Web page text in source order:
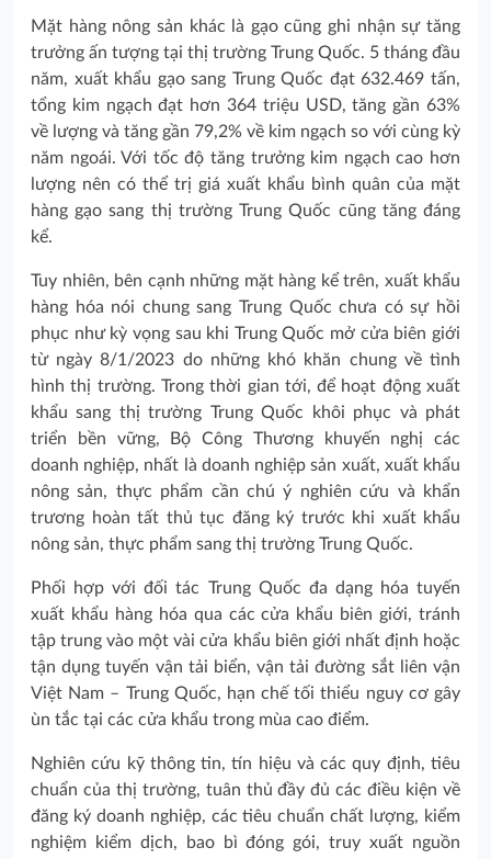
Mặt hàng nông sản khác là gạo cũng ghi nhận sự tăng
trưởng ấn tượng tại thị trường Trung Quốc. 5 tháng đầu
năm, xuất khẩu gạo sang Trung Quốc đạt 632.469 tấn,
tổng kim ngạch đạt hơn 364 triệu USD, tăng gần 63%
về lượng và tăng gần 79,2% về kim ngạch so với cùng kỳ
năm ngoái. Với tốc độ tăng trưởng kim ngạch cao hơn
lượng nên có thể trị giá xuất khẩu bình quân của mặt
hàng gạo sang thị trường Trung Quốc cũng tăng đáng
kể.
Tuy nhiên, bên cạnh những mặt hàng kể trên, xuất khẩu
hàng hóa nói chung sang Trung Quốc chưa có sự hồi
phục như kỳ vọng sau khi Trung Quốc mở cửa biên giới
từ ngày 8/1/2023 do những khó khăn chung về tình
hình thị trường. Trong thời gian tới, để hoạt động xuất
khẩu sang thị trường Trung Quốc khôi phục và phát
triển bền vững, Bộ Công Thương khuyến nghị các
doanh nghiệp, nhất là doanh nghiệp sản xuất, xuất khẩu
nông sản, thực phẩm cần chú ý nghiên cứu và khẩn
trương hoàn tất thủ tục đăng ký trước khi xuất khẩu
nông sản, thực phẩm sang thị trường Trung Quốc.
Phối hợp với đối tác Trung Quốc đa dạng hóa tuyến
xuất khẩu hàng hóa qua các cửa khẩu biên giới, tránh
tập trung vào một vài cửa khẩu biên giới nhất định hoặc
tận dụng tuyến vận tải biển, vận tải đường sắt liên vận
Việt Nam – Trung Quốc, hạn chế tối thiểu nguy cơ gây
ùn tắc tại các cửa khẩu trong mùa cao điểm.
Nghiên cứu kỹ thông tin, tín hiệu và các quy định, tiêu
chuẩn của thị trường, tuân thủ đầy đủ các điều kiện về
đăng ký doanh nghiệp, các tiêu chuẩn chất lượng, kiểm
nghiệm kiểm dịch, bao bì đóng gói, truy xuất nguồn